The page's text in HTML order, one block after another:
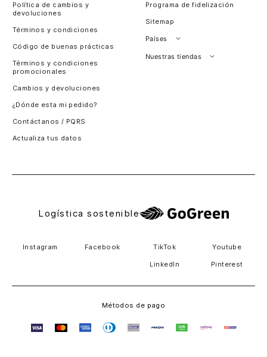
Política de cambios y
devoluciones
Términos y condiciones
Código de buenas prácticas
Términos y condiciones
promocionales
Cambios y devoluciones
¿Dónde esta mi pedido?
Contáctanos / PQRS
Actualiza tus datos
Programa de fidelización
Sitemap
Países
Perú
Nuestras tiendas
Logística sostenible
Instagram Facebook TikTok Youtube
LinkedIn Pinterest
Métodos de pago